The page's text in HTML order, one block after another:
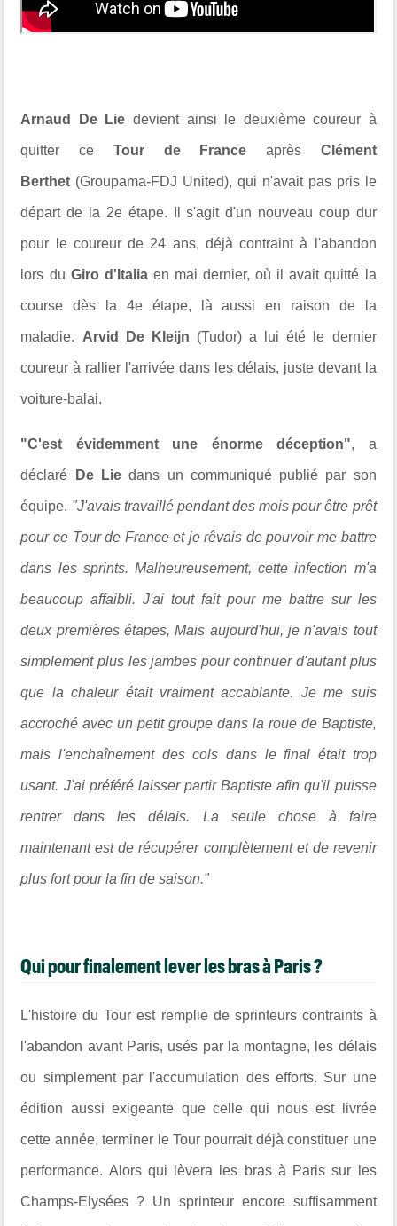
Arnaud De Lie devient ainsi le deuxième coureur à
quitter ce Tour de France après Clément
Berthet (Groupama-FDJ United), qui n'avait pas pris le
départ de la 2e étape. Il s'agit d'un nouveau coup dur
pour le coureur de 24 ans, déjà contraint à l'abandon
lors du Giro d'Italiaen mai dernier, où il avait quitté la
course dès la 4e étape, là aussi en raison de la
maladie. Arvid De Kleijn (Tudor) a lui été le dernier
coureur à rallier l'arrivée dans les délais, juste devant la
voiture-balai.
"C'est évidemment une énorme déception", a
déclaré De Lie dans un communiqué publié par son
équipe. "J'avais travaillé pendant des mois pour être prêt
pour ce Tour de France et je rêvais de pouvoir me battre
dans les sprints. Malheureusement, cette infection m'a
beaucoup affaibli. J'ai tout fait pour me battre sur les
deux premières étapes, Mais aujourd'hui, je n'avais tout
simplement plus les jambes pour continuer d'autant plus
que la chaleur était vraiment accablante. Je me suis
accroché avec un petit groupe dans la roue de Baptiste,
mais l'enchaînement des cols dans le final était trop
usant. J'ai préféré laisser partir Baptiste afin qu'il puisse
rentrer dans les délais. La seule chose à faire
maintenant est de récupérer complètement et de revenir
plus fort pour la fin de saison."
Qui pour finalement lever les bras à Paris ?
L'histoire du Tour est remplie de sprinteurs contraints à
l'abandon avant Paris, usés par la montagne, les délais
ou simplement par l'accumulation des efforts. Sur une
édition aussi exigeante que celle qui nous est livrée
cette année, terminer le Tour pourrait déjà constituer une
performance. Alors qui lèvera les bras à Paris sur les
Champs-Elysées ? Un sprinteur encore suffisamment